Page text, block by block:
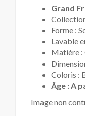
Grand
Forme :
Lavable
Matière :
Coloris :
Âge : A
Image non